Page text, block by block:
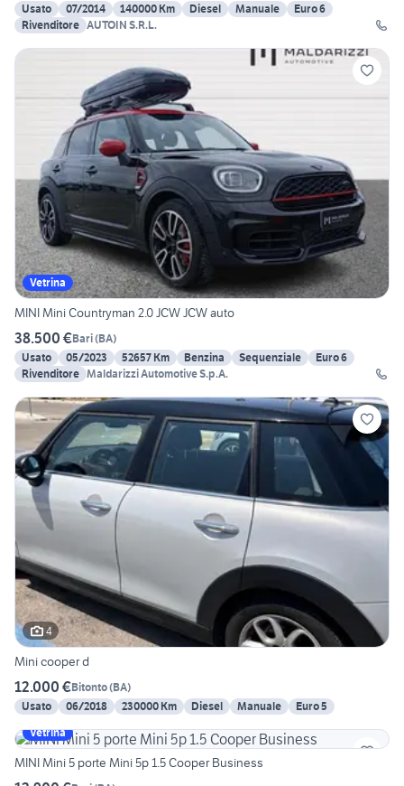
Usato
07/2014 140000 Km Diesel Manuale
Euro 6
Rivenditore AUTOIN S.R.L.
Vetrina
MINI Mini Countryman 2.0 JCW JCW auto
38.500 €Bari(BA)
Usato
05/2023 52657 Km Benzina Sequenziale
Euro 6
Rivenditore Maldarizzi Automotive S.p.A.
4
Mini cooper d
12.000 €Bitonto(BA)
Usato
06/2018 230000 Km Diesel Manuale
Euro 5
Vetrina
MINI Mini 5 porte Mini 5p 1.5 Cooper Business